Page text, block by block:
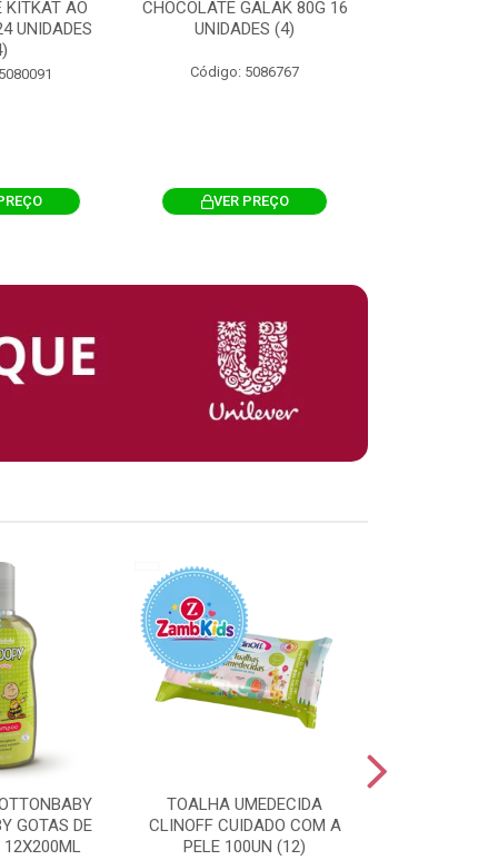
KITKAT AO
UNIDADES
CHOCOLATE GALAK 80G 16
UNIDADES (4)
Código: 5086767
VER PREÇO
GOTAS DE
TOALHA UMEDECIDA
CLINOFF CUIDADO COM A
PELE 100UN (12)